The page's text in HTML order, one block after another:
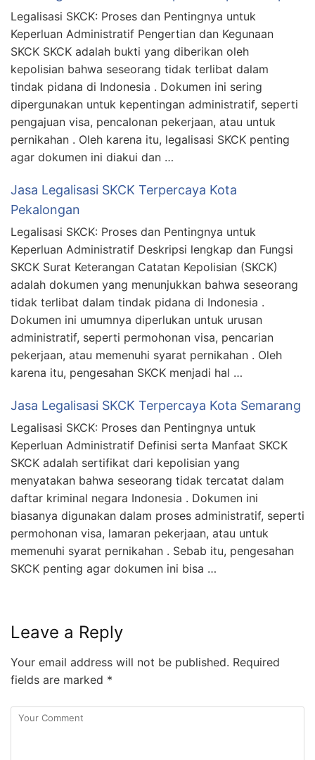
Legalisasi SKCK: Proses dan Pentingnya untuk
Keperluan Administratif Pengertian dan Kegunaan
SKCK SKCK adalah bukti yang diberikan oleh
kepolisian bahwa seseorang tidak terlibat dalam
tindak pidana di Indonesia . Dokumen ini sering
dipergunakan untuk kepentingan administratif, seperti
pengajuan visa, pencalonan pekerjaan, atau untuk
pernikahan . Oleh karena itu, legalisasi SKCK penting
agar dokumen ini diakui dan …
Jasa Legalisasi SKCK Terpercaya Kota
Pekalongan
Legalisasi SKCK: Proses dan Pentingnya untuk
Keperluan Administratif Deskripsi lengkap dan Fungsi
SKCK Surat Keterangan Catatan Kepolisian (SKCK)
adalah dokumen yang menunjukkan bahwa seseorang
tidak terlibat dalam tindak pidana di Indonesia .
Dokumen ini umumnya diperlukan untuk urusan
administratif, seperti permohonan visa, pencarian
pekerjaan, atau memenuhi syarat pernikahan . Oleh
karena itu, pengesahan SKCK menjadi hal …
Jasa Legalisasi SKCK Terpercaya Kota Semarang
Legalisasi SKCK: Proses dan Pentingnya untuk
Keperluan Administratif Definisi serta Manfaat SKCK
SKCK adalah sertifikat dari kepolisian yang
menyatakan bahwa seseorang tidak tercatat dalam
daftar kriminal negara Indonesia . Dokumen ini
biasanya digunakan dalam proses administratif, seperti
permohonan visa, lamaran pekerjaan, atau untuk
memenuhi syarat pernikahan . Sebab itu, pengesahan
SKCK penting agar dokumen ini bisa …
Leave a Reply
Your email address will not be published. Required
fields are marked *